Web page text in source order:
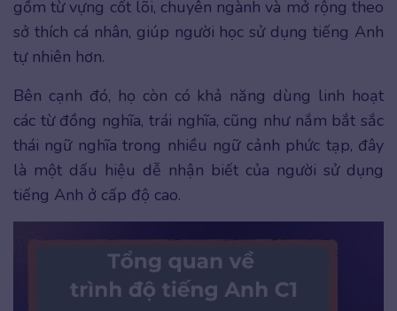
gồm từ vựng cốt lõi, chuyên ngành và mở rộng theo
sở thích cá nhân, giúp người học sử dụng tiếng Anh
tự nhiên hơn.
Bên cạnh đó, họ còn có khả năng dùng linh hoạt
các từ đồng nghĩa, trái nghĩa, cũng như nắm bắt sắc
thái ngữ nghĩa trong nhiều ngữ cảnh phức tạp, đây
là một dấu hiệu dễ nhận biết của người sử dụng
tiếng Anh ở cấp độ cao.